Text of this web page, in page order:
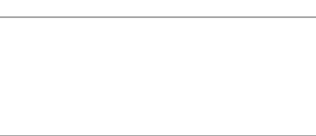
a large function bar